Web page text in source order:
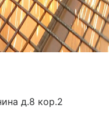
д.8 кор.2